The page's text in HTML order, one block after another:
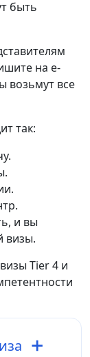
быть
на e-
возьмут все
так:
.
.
.
.
, и вы
визы.
визы Tier4 и